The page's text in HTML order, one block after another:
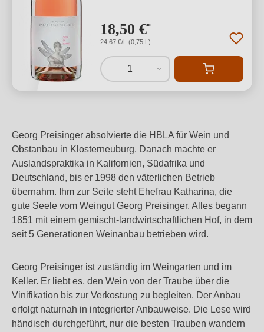
18,50 €*
24,67 €/L (0,75 L)
1
Georg Preisinger absolvierte die HBLA für Wein und
Obstanbau in Klosterneuburg. Danach machte er
Auslandspraktika in Kalifornien, Südafrika und
Deutschland, bis er 1998 den väterlichen Betrieb
übernahm. Ihm zur Seite steht Ehefrau Katharina, die
gute Seele vom Weingut Georg Preisinger. Alles begann
1851 mit einem gemischt-landwirtschaftlichen Hof, in dem
seit 5 Generationen Weinanbau betrieben wird.
Georg Preisinger ist zuständig im Weingarten und im
Keller. Er liebt es, den Wein von der Traube über die
Vinifikation bis zur Verkostung zu begleiten. Der Anbau
erfolgt naturnah in integrierter Anbauweise. Die Lese wird
händisch durchgeführt, nur die besten Trauben wandern